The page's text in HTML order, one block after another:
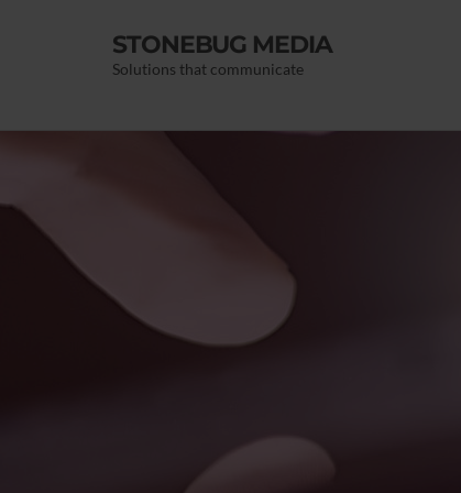
STONEBUG MEDIA
Solutions that communicate